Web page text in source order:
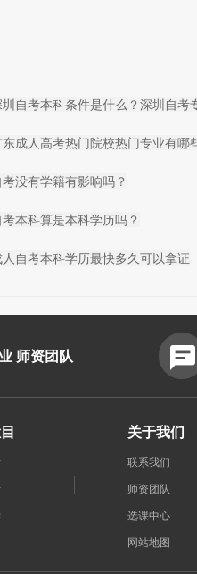
圳自考本科条件是什么？深圳自考
东成人高考热门院校热门专业有哪
考没有学籍有影响吗？
考本科算是本科学历吗？
人自考本科学历最快多久可以拿证
师资团队
关于我们
联系我们
师资团队
选课中心
网站地图